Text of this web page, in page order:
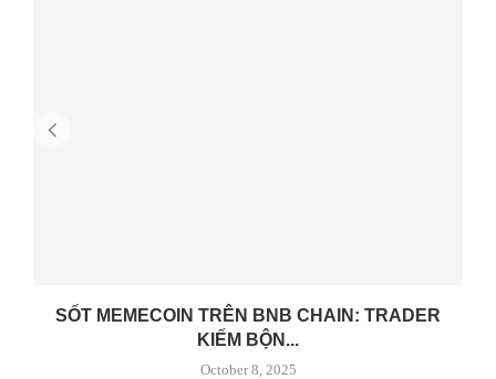
SỐT MEMECOIN TRÊN BNB CHAIN: TRADER
KIẾM BỘN...
October 8, 2025